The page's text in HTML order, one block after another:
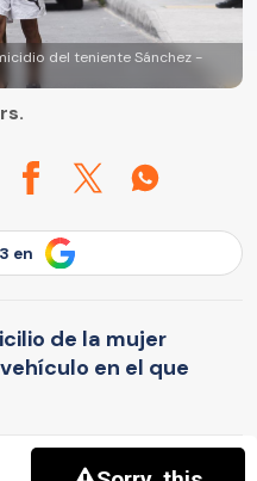
del teniente Sánchez -
en
de la mujer
en el que